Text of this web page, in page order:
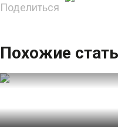
Поделиться
Похожие